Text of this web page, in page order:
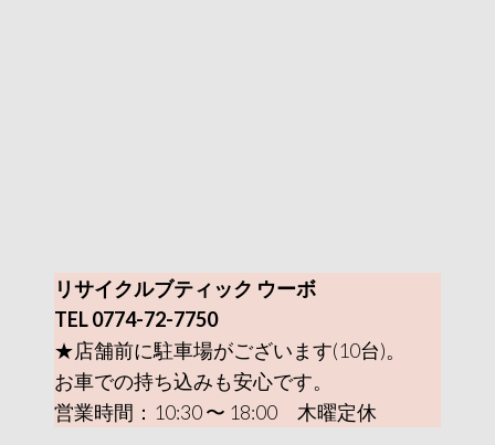
リサイクルブティック ウーボ
TEL 0774-72-7750
★店舗前に駐車場がございます(10台)。
お車での持ち込みも安心です。
営業時間：10:30 〜 18:00 木曜定休